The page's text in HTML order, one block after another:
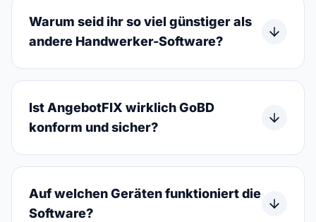
Warum seid ihr so viel günstiger als
andere Handwerker-Software?
Ist AngebotFIX wirklich GoBD
konform und sicher?
Auf welchen Geräten funktioniert die
Software?